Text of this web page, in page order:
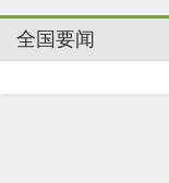
全国要闻